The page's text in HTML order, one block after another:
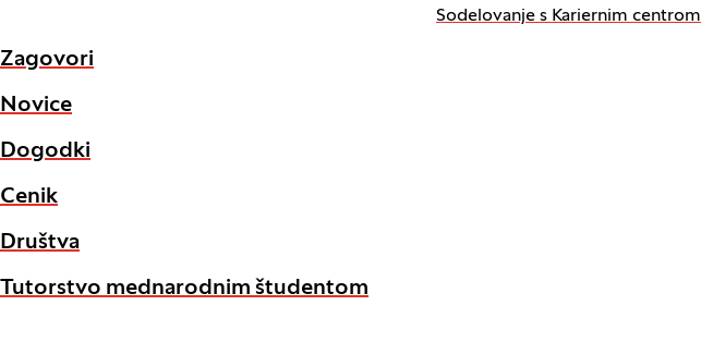
Sodelovanje s Kariernim centrom
Zagovori
Novice
Dogodki
Cenik
Društva
Tutorstvo mednarodnim študentom